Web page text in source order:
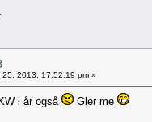
25, 2013, 17:52:19 pm »
i år også Gler me